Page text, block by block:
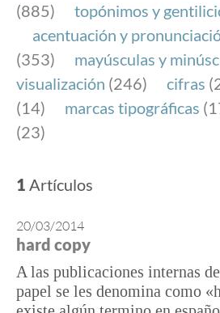
(885)
topónimos y
acentuación y
(353)
mayúsculas y
visualización (246) cifras
(14)
marcas tipográficas
(23)
1 Artículos
20/03/2014
hard copy
A las publicaciones internas
papel se les denomina como